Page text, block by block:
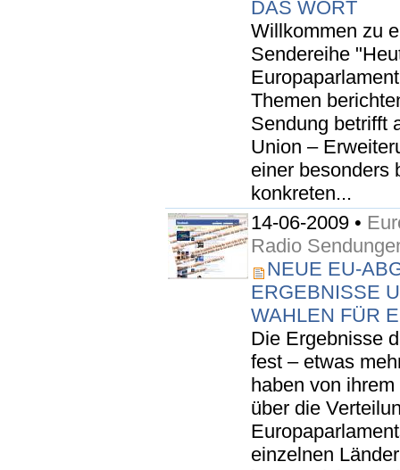
DAS WORT
Willkommen zu
Sendereihe
Themen
Sendung betrifft
Union –
einer besonders
konkreten...
14-06-2009 •
Radio
NEUE EU-
ERGEBNISSE
WAHLEN FÜR
Die Ergebnisse
fest – etwas
haben von
über die
einzelnen